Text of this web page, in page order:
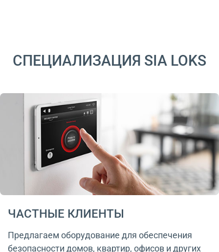
СПЕЦИАЛИЗАЦИЯ SIA LOKS
ЧАСТНЫЕ КЛИЕНТЫ
Предлагаем оборудование для обеспечения
безопасности домов, квартир, офисов и других